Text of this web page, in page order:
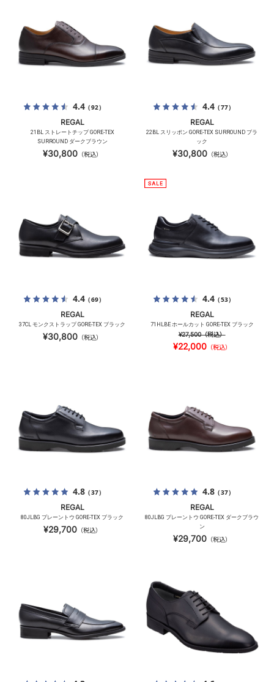
4.4（92）
REGAL
21BL ストレートチップ GORE-TEX
SURROUND ダークブラウン
¥30,800（税込）
4.4（77）
REGAL
22BL スリッポン GORE-TEX SURROUND ブラ
ック
¥30,800（税込）
4.4（69）
REGAL
37CL モンクストラップ GORE-TEX ブラック
¥30,800（税込）
4.4（53）
REGAL
71HLBE ホールカット GORE-TEX ブラック
¥27,500（税込）
¥22,000（税込）
4.8（37）
REGAL
80JLBG プレーントウ GORE-TEX ブラック
¥29,700（税込）
4.8（37）
REGAL
80JLBG プレーントウ GORE-TEX ダークブラウ
ン
¥29,700（税込）